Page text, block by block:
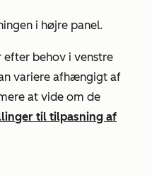
i højre panel.
efter behov i venstre
variere afhængigt af
at vide om de
til tilpasning af